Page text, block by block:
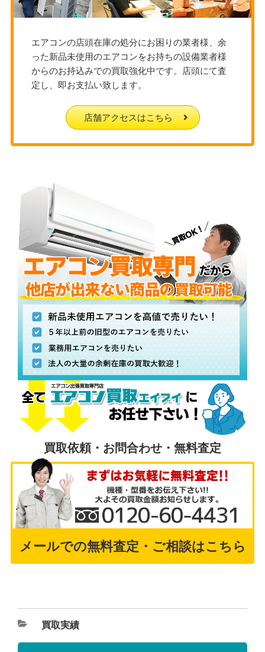
エアコンの店頭在庫の処分にお困りの業者様、余
った新品未使用のエアコンをお持ちの設備業者様
からのお持込みでの買取強化中です。店頭にて査
定し、即お支払い致します。
店舗アクセスはこちら
買取依頼・お問合わせ・無料査定
メールでの無料査定・ご相談はこちら
買取実績